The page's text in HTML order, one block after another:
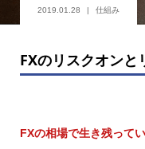
2019.01.28 仕組み
FXのリスクオンと
FXの相場で生き残って